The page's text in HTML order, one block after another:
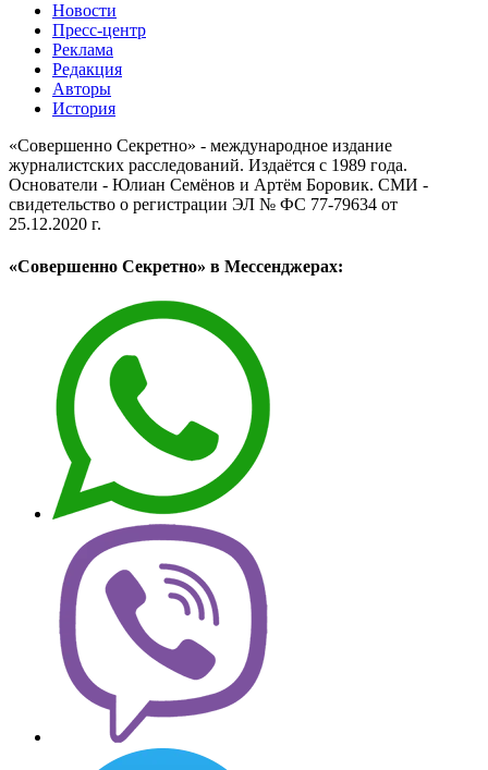
Новости
Пресс-центр
Реклама
Редакция
Авторы
История
«Совершенно Секретно» - международное издание
журналистских расследований. Издаётся с 1989 года.
Основатели - Юлиан Семёнов и Артём Боровик. CМИ -
свидетельство о регистрации ЭЛ № ФС 77-79634 от
25.12.2020 г.
«Совершенно Секретно» в Мессенджерах: